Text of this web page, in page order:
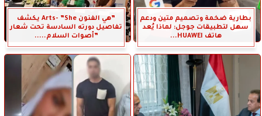
بطارية ضخمة وتصميم متين ودعم
سهل لتطبيقات جوجل: لماذا يُعد
هاتف HUAWEI...
”هي الفنون Arts- ”She يكشف
تفاصيل دورته السادسة تحت شعار
”أصوات السلام.....